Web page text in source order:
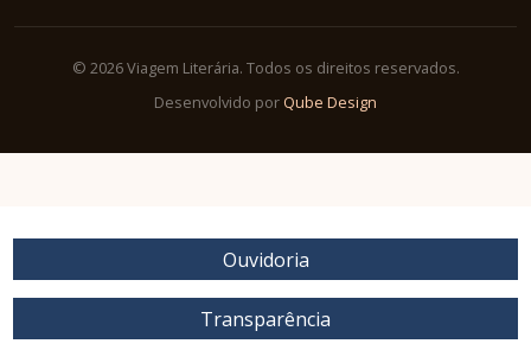
© 2026 Viagem Literária. Todos os direitos reservados.
Desenvolvido por Qube Design
Ouvidoria
Transparência